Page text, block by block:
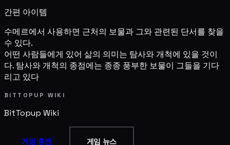
간편 아이템
수메르에서 사용하면 근처의 보물과 그와 관련된 단서를 찾을
수 있다.
어떤 사람들에게 있어 삶의 의미는 탐사와 개척에 있을 것이
다. 탐사와 개척의 종점에는 종종 풍부한 보물이 그들을 기다
리고 있다
BITTOPUP WIKI
BitTopup Wiki
게임 충전 게임 뉴스